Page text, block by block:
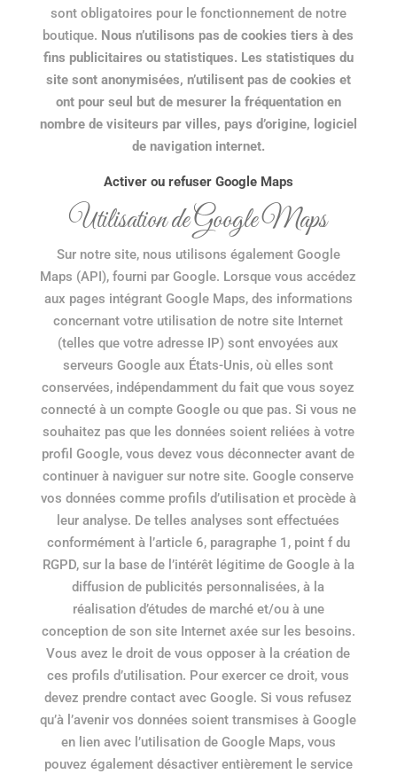
sont obligatoires pour le fonctionnement de notre
boutique. Nous n’utilisons pas de cookies tiers à des
fins publicitaires ou statistiques. Les statistiques du
site sont anonymisées, n’utilisent pas de cookies et
ont pour seul but de mesurer la fréquentation en
nombre de visiteurs par villes, pays d’origine, logiciel
de navigation internet.
Activer ou refuser Google Maps
Utilisation de Google Maps
Sur notre site, nous utilisons également Google
Maps (API), fourni par Google. Lorsque vous accédez
aux pages intégrant Google Maps, des informations
concernant votre utilisation de notre site Internet
(telles que votre adresse IP) sont envoyées aux
serveurs Google aux États-Unis, où elles sont
conservées, indépendamment du fait que vous soyez
connecté à un compte Google ou que pas. Si vous ne
souhaitez pas que les données soient reliées à votre
profil Google, vous devez vous déconnecter avant de
continuer à naviguer sur notre site. Google conserve
vos données comme profils d’utilisation et procède à
leur analyse. De telles analyses sont effectuées
conformément à l’article 6, paragraphe 1, point f du
RGPD, sur la base de l’intérêt légitime de Google à la
diffusion de publicités personnalisées, à la
réalisation d’études de marché et/ou à une
conception de son site Internet axée sur les besoins.
Vous avez le droit de vous opposer à la création de
ces profils d’utilisation. Pour exercer ce droit, vous
devez prendre contact avec Google. Si vous refusez
qu’à l’avenir vos données soient transmises à Google
en lien avec l’utilisation de Google Maps, vous
pouvez également désactiver entièrement le service